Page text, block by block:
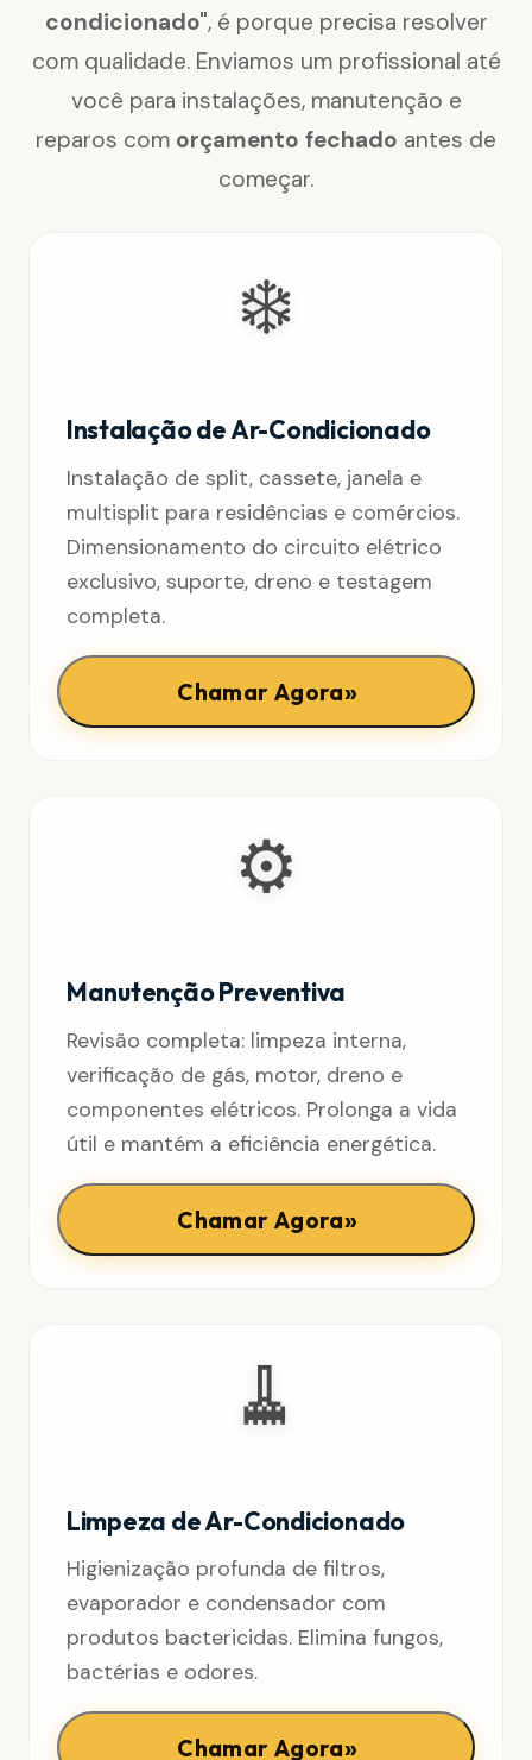
condicionado", é porque precisa resolver
com qualidade. Enviamos um profissional até
você para instalações, manutenção e
reparos com orçamento fechado antes de
começar.
❄️
Instalação de Ar-Condicionado
Instalação de split, cassete, janela e
multisplit para residências e comércios.
Dimensionamento do circuito elétrico
exclusivo, suporte, dreno e testagem
completa.
Chamar Agora»
⚙️
Manutenção Preventiva
Revisão completa: limpeza interna,
verificação de gás, motor, dreno e
componentes elétricos. Prolonga a vida
útil e mantém a eficiência energética.
Chamar Agora»
🧹
Limpeza de Ar-Condicionado
Higienização profunda de filtros,
evaporador e condensador com
produtos bactericidas. Elimina fungos,
bactérias e odores.
Chamar Agora»